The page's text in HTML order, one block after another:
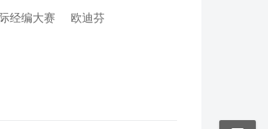
经编大赛 欧迪芬